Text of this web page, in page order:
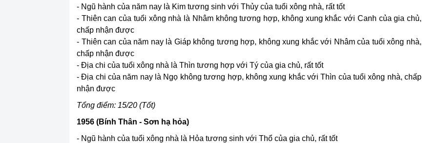
- Ngũ hành của năm nay là Kim tương sinh với Thủy của tuổi xông nhà, rất tốt
- Thiên can của tuổi xông nhà là Nhâm không tương hợp, không xung khắc với Canh của gia chủ,
chấp nhận được
- Thiên can của năm nay là Giáp không tương hợp, không xung khắc với Nhâm của tuổi xông nhà,
chấp nhận được
- Địa chi của tuổi xông nhà là Thìn tương hợp với Tý của gia chủ, rất tốt
- Địa chi của năm nay là Ngọ không tương hợp, không xung khắc với Thìn của tuổi xông nhà, chấp
nhận được
Tổng điểm: 15/20 (Tốt)
1956 (Bính Thân - Sơn hạ hỏa)
- Ngũ hành của tuổi xông nhà là Hỏa tương sinh với Thổ của gia chủ, rất tốt